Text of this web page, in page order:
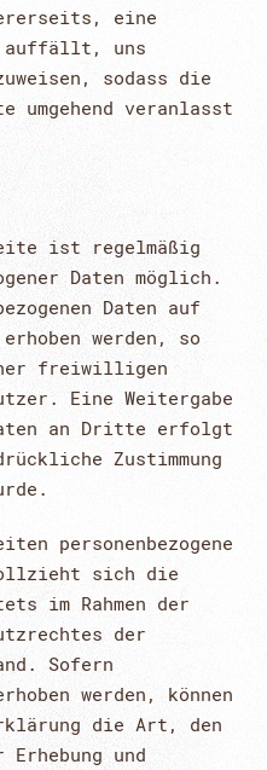
eine
auffällt, uns
sodass die
umgehend veranlasst
ist regelmäßig
Daten möglich.
Daten auf
werden, so
freiwilligen
Eine Weitergabe
an Dritte erfolgt
Zustimmung
personenbezogene
sich die
im Rahmen der
der
Sofern
werden, können
die Art, den
Erhebung und